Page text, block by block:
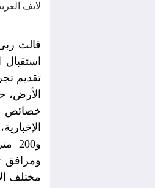
لايف
قالت ربى
تقديم
خصائص
ومرافق
مختلف